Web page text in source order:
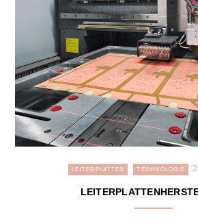
LEITERPLATTEN TECHNOLOGIE